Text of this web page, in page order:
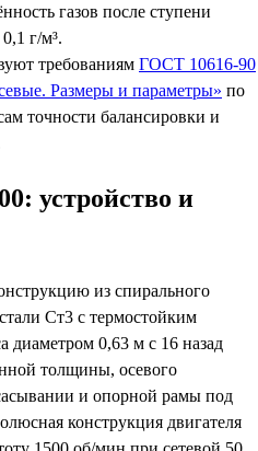
газов после ступени
г/м³.
требованиям ГОСТ 10616-90
Размеры и параметры» по
точности балансировки и
устройство и
из спирального
Ст3 с термостойким
диаметром 0,63 м с 16 назад
толщины, осевого
и опорной рамы под
конструкция двигателя